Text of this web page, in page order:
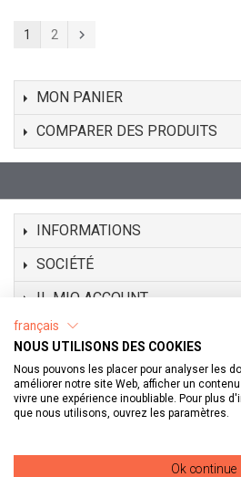
1 2
MON PANIER
COMPARER DES PRODUITS
INFORMATIONS
SOCIÉTÉ
IL MIO ACCOUNT
SUIVEZ-NOUS
FACEBOOK PAGE
©2026 Az.Agr. Revelli Margherita - P.IVA
- PEC: margherita.revelli@pec.it - È vietata
français
NOUS UTILISONS DES COOKIES
Nous pouvons les placer pour analyser les
améliorer notre site Web, afficher un
vivre une expérience inoubliable. Pour plus
que nous utilisons, ouvrez les paramètres.
Ok continue